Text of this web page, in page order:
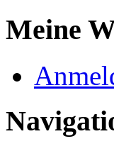
Meine